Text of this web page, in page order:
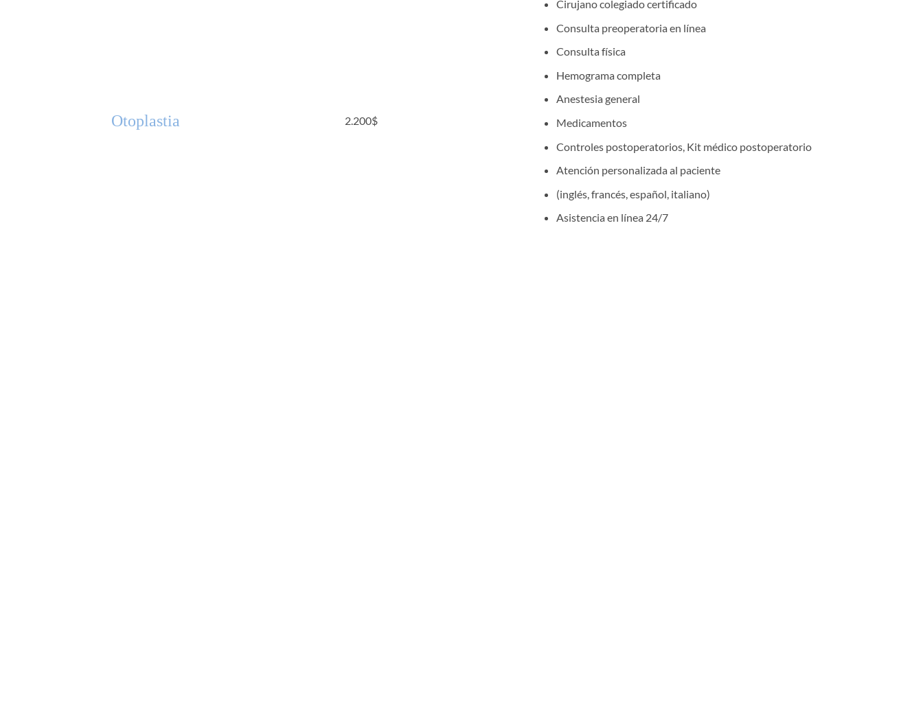
Otoplastia 2.200$
Cirujano colegiado certificado
Consulta preoperatoria en línea
Consulta física
Hemograma completa
Anestesia general
Medicamentos
Controles postoperatorios, Kit médico postoperatorio
Atención personalizada al paciente
(inglés, francés, español, italiano)
Asistencia en línea 24/7